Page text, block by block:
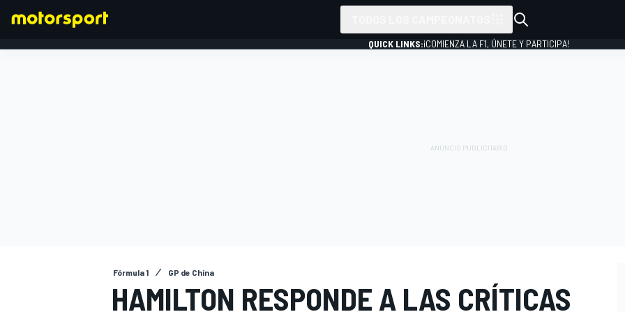
QUICK LINKS:¡COMIENZA LA F1, ÚNETE Y PARTICIPA!
Fórmula 1 GP de China
HAMILTON RESPONDE A LAS CRÍTICAS